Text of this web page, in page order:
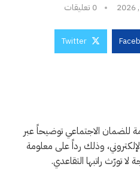
0 تعليقات
Twitter
للضمان الاجتماعي توضيحاً عبر
وذلك رداً على معلومة
لا تورّث راتبها التقاعدي.